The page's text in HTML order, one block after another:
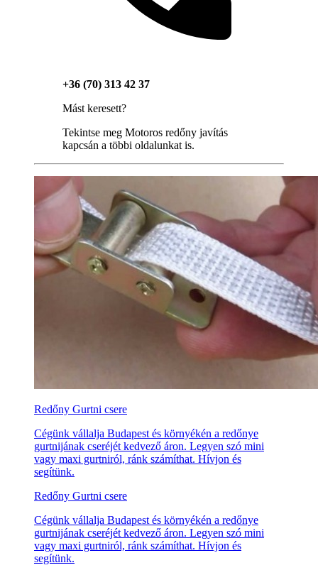
+36 (70) 313 42 37
Mást keresett?
Tekintse meg Motoros redőny javítás
kapcsán a többi oldalunkat is.
Redőny Gurtni csere
Cégünk vállalja Budapest és környékén a redőnye
gurtnijának cseréjét kedvező áron. Legyen szó mini
vagy maxi gurtniról, ránk számíthat. Hívjon és
segítünk.
Redőny Gurtni csere
Cégünk vállalja Budapest és környékén a redőnye
gurtnijának cseréjét kedvező áron. Legyen szó mini
vagy maxi gurtniról, ránk számíthat. Hívjon és
segítünk.